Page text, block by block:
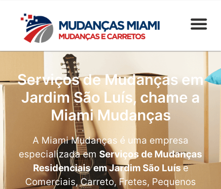
Serviços de Mudanças em
Jardim São Luís, chame a
Miami Mudanças
A Miami Mudanças é uma empresa
especializada em Serviços de Mudanças
Residenciais em Jardim São Luíse
Comerciais, Carreto, Fretes, Pequenos